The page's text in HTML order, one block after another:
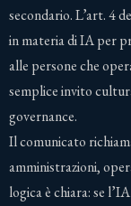
secondario. L’art. 4
in materia di IA per
alle persone che
semplice invito
governance.
Il comunicato
amministrazioni,
logica è chiara: se